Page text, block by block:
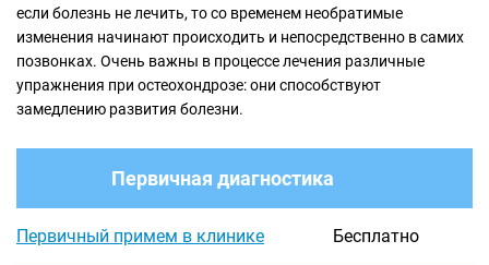
если болезнь не лечить, то со временем необратимые
изменения начинают происходить и непосредственно в самих
позвонках. Очень важны в процессе лечения различные
упражнения при остеохондрозе: они способствуют
замедлению развития болезни.
Первичная диагностика
Первичный примем в клинике Бесплатно